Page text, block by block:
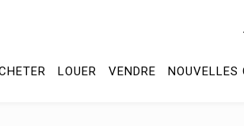
LOUER VENDRE NOUVELLES